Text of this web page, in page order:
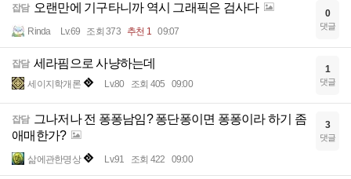
잡담 오랜만에 기구타니까 역시 그래픽은 검사다
Rinda Lv.69 조회 373 추천 1 09:07
0
댓글
잡담 세라핌으로 사냥하는데
세이지학개론 Lv.80 조회 405 09:00
1
댓글
잡담 그나저나 전 퐁퐁남임? 퐁단퐁이면 퐁퐁이라 하기 좀
애매한가?
삶에관한명상 Lv.91 조회 422 09:00
3
댓글